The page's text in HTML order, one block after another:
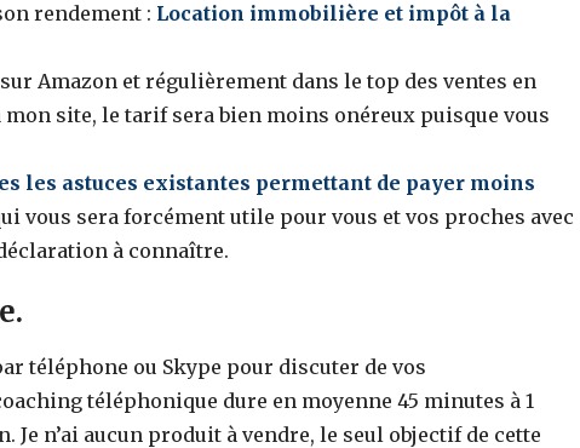
rendement : Location immobilière et impôt à la
Amazon et régulièrement dans le top des ventes en
site, le tarif sera bien moins onéreux puisque vous
les astuces existantes permettant de payer moins
vous sera forcément utile pour vous et vos proches avec
à connaître.
téléphone ou Skype pour discuter de vos
téléphonique dure en moyenne 45 minutes à 1
Je n’ai aucun produit à vendre, le seul objectif de cette